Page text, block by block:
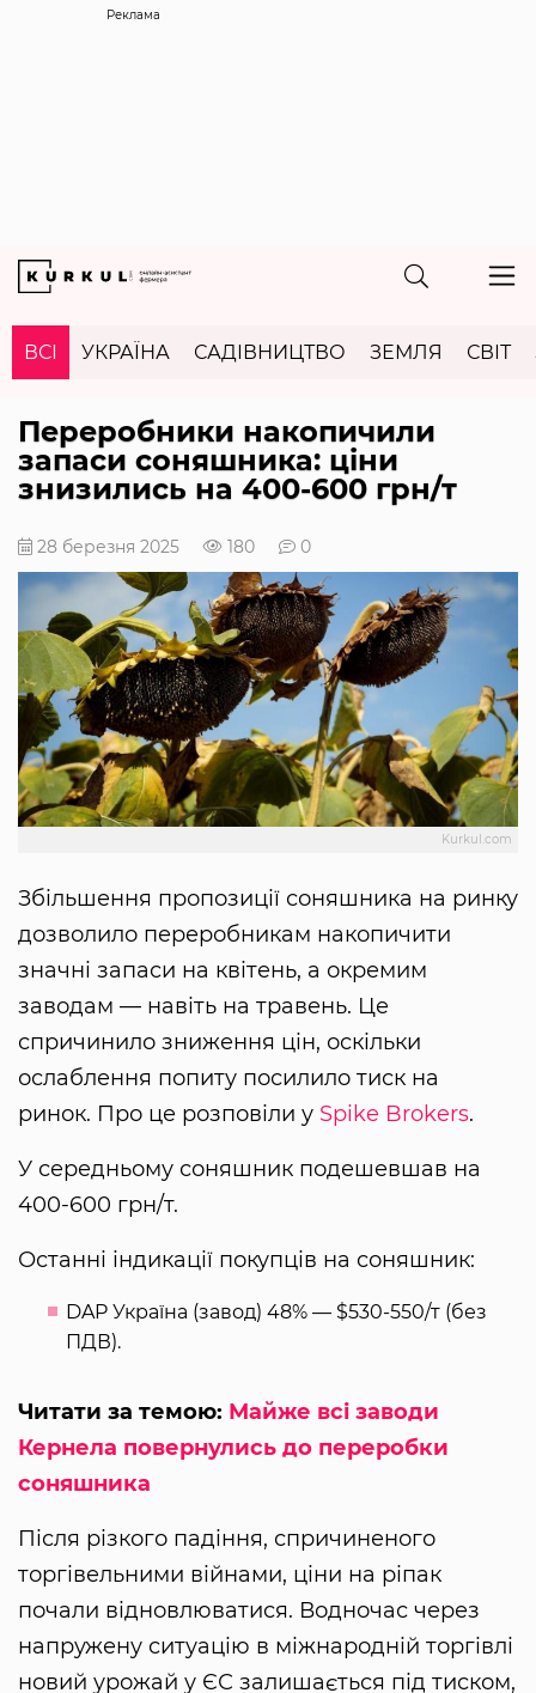
Реклама
ВСІ УКРАЇНА САДІВНИЦТВО ЗЕМЛЯ СВІТ
Переробники накопичили
запаси соняшника: ціни
знизились на 400-600 грн/т
28 березня 2025 180 0
Kurkul.com
Збільшення пропозиції соняшника на ринку
дозволило переробникам накопичити
значні запаси на квітень, а окремим
заводам — навіть на травень. Це
спричинило зниження цін, оскільки
ослаблення попиту посилило тиск на
ринок. Про це розповіли у Spike Brokers.
У середньому соняшник подешевшав на
400-600 грн/т.
Останні індикації покупців на соняшник:
DAP Україна (завод) 48% — $530-550/т (без
ПДВ).
Читати за темою: Майже всі заводи
Кернела повернулись до переробки
соняшника
Після різкого падіння, спричиненого
торгівельними війнами, ціни на ріпак
почали відновлюватися. Водночас через
напружену ситуацію в міжнародній торгівлі
новий урожай у ЄС залишається під тиском,